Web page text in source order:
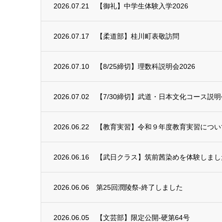
2026.07.21 【御礼】中学生体験入学2026
2026.07.17 【柔道部】桂川町表敬訪問
2026.07.10 【8/25締切】理数科説明会2026
2026.07.02 【7/30締切】武道・日本文化コース説
2026.06.22 【教育実習】令和９年度教育実習につ
2026.06.16 【武日クラス】筑前茜染めを体験しま
2026.06.06 第25回潤陵祭-終了しました
2026.06.05 【文芸部】限定公開-硬第64号